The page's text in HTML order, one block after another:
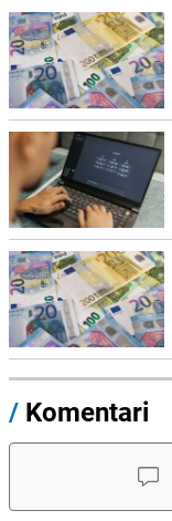
/ Komentari